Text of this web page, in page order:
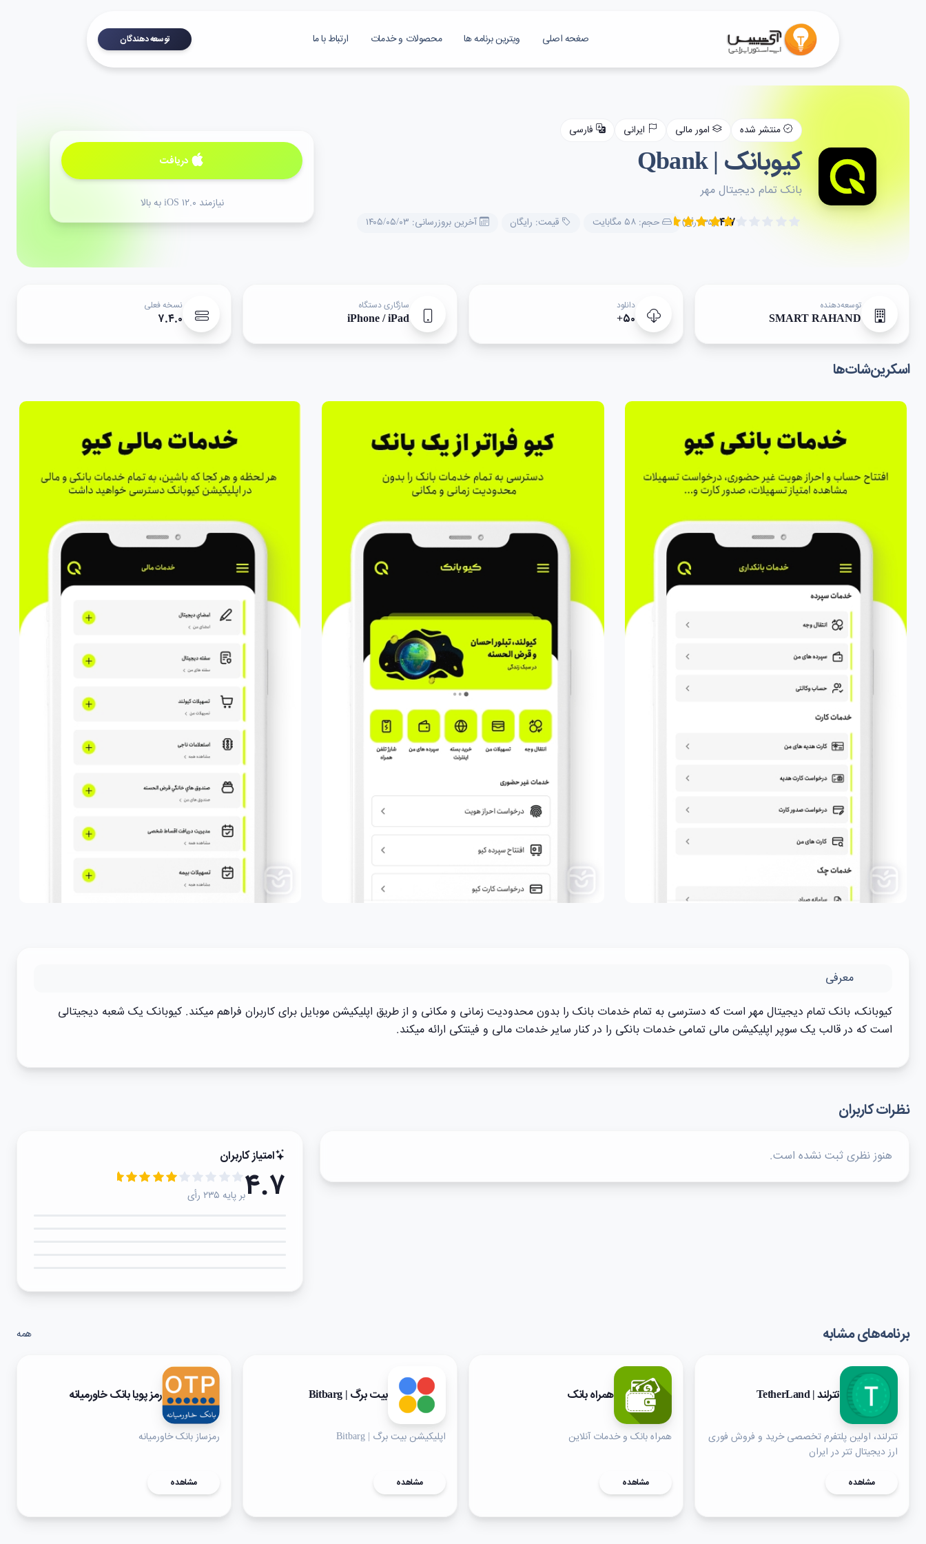
صغحه اصلی ویترین برنامه ها محصولات و خدمات ارتباط با ما توسعه دهندگان
منتشر شده امور مالی ایرانی فارسی
کیوبانک | Qbank
بانک تمام دیجیتال مهر
۴.۷ (۲۳۵ رأی) حجم: ۵۸ مگابایت قیمت: رایگان آخرین بروزرسانی: ۱۴۰۵/۰۵/۰۳
دریافت
نیازمند iOS ۱۲.۰ به بالا
توسعه‌دهنده
SMART RAHAND
دانلود
۵۰+
سازگاری دستگاه
iPhone / iPad
نسخه فعلی
۷.۴.۰
اسکرین‌شات‌ها
معرفی
کیوبانک، بانک تمام دیجیتال مهر است که دسترسی به تمام خدمات بانک را بدون محدودیت زمانی و مکانی و از طریق اپلیکیشن موبایل برای کاربران فراهم میکند. کیوبانک یک شعبه دیجیتالی
است که در قالب یک سوپر اپلیکیشن مالی تمامی خدمات بانکی را در کنار سایر خدمات مالی و فینتکی ارائه میکند.
نظرات کاربران
هنوز نظری ثبت نشده است. امتیاز کاربران
۴.۷بر پایه ۲۳۵ رأی
برنامه‌های مشابه همه
تترلند | TetherLand
تترلند، اولین پلتفرم تخصصی خرید و فروش فوری
ارز دیجیتال تتر در ایران
مشاهده
همراه بانک
همراه بانک و خدمات آنلاین
مشاهده
بیت برگ | Bitbarg
اپلیکیشن بیت برگ | Bitbarg
مشاهده
رمز پویا بانک خاورمیانه
رمزساز بانک خاورمیانه
مشاهده